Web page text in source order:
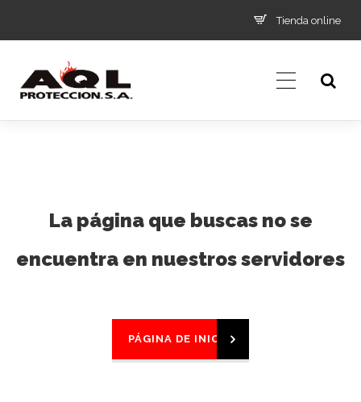
Tienda online
La página que buscas no se
encuentra en nuestros servidores
PÁGINA DE INICIO